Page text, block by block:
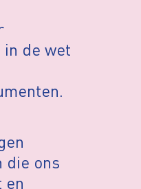
de wet
die ons
en